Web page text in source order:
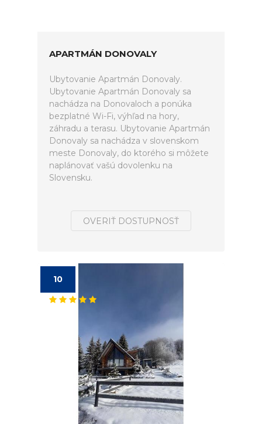
APARTMÁN DONOVALY
Ubytovanie Apartmán Donovaly.
Ubytovanie Apartmán Donovaly sa
nachádza na Donovaloch a ponúka
bezplatné Wi-Fi, výhľad na hory,
záhradu a terasu. Ubytovanie Apartmán
Donovaly sa nachádza v slovenskom
meste Donovaly, do ktorého si môžete
naplánovať vašú dovolenku na
Slovensku.
OVERIŤ DOSTUPNOSŤ
10